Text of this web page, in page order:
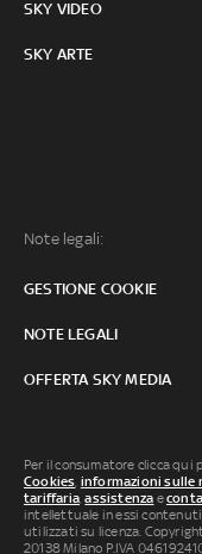
SKY VIDEO
SKY ARTE
Note legali:
GESTIONE COOKIE
NOTE LEGALI
OFFERTA SKY MEDIA
Per il consumatore clicca qui
Cookies, informazioni sulle
tariffaria,assistenza e
intellettuale in essi
utilizzati su licenza.
20138 Milano P.IVA